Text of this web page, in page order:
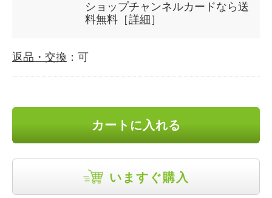
ショップチャンネルカードなら送
料無料［詳細 ］
返品・交換 ：可
カートに入れる
いますぐ購入